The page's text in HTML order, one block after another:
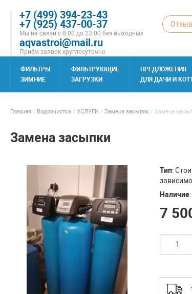
+7 (499) 394-23-43
+7 (925) 437-00-37
Мы на связи с 8:00 до 23:00 без выходных
aqvastroi@mail.ru
Приём заявок круглосуточно
ФИЛЬТРЫ
ЗИМНИЕ
ФИЛЬТРУЮЩИЕ
ЗАГРУЗКИ
ПРЕДЛОЖЕНИЯ
ДЛЯ ДАЧИ И
Главная / Водоочистка/ УСЛУГИ / Замена засыпок/ Замена
Замена засыпки
Тип:
Наличие:
7